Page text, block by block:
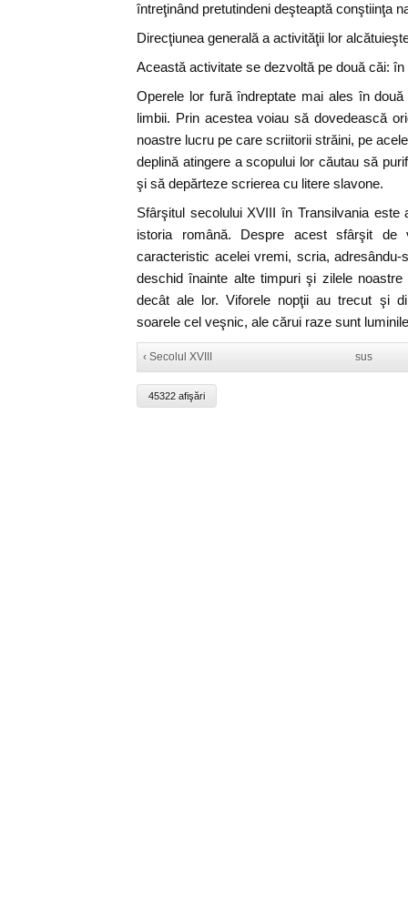
întreţinând pretutindeni deşteaptă conştiinţa
Direcţiunea generală a activităţii lor
Această activitate se dezvoltă pe două căi:
Operele lor fură îndreptate mai ales în
limbii. Prin acestea voiau să dovedească
noastre lucru pe care scriitorii străini, pe
deplină atingere a scopului lor căutau să
şi să depărteze scrierea cu litere slavone.
Sfârşitul secolului XVIII în Transilvania este
istoria română. Despre acest sfârşit de
caracteristic acelei vremi, scria, adresându-
deschid înainte alte timpuri şi zilele
decât ale lor. Viforele nopţii au trecut şi
soarele cel veşnic, ale cărui raze sunt
‹ Secolul XVIII sus
45322 afişări